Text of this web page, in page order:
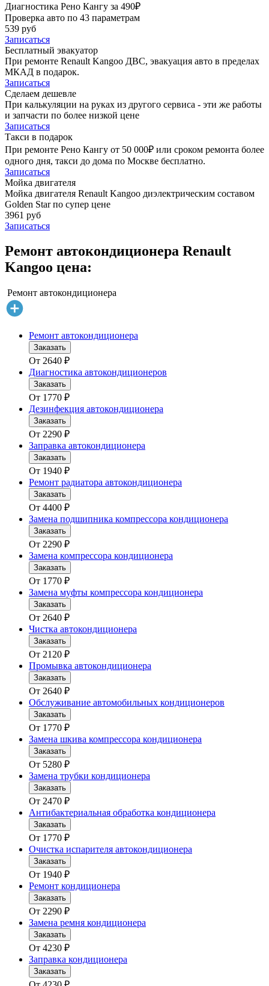
Диагностика Рено Кангу за 490₽
Проверка авто по 43 параметрам
539 руб
Записаться
Бесплатный эвакуатор
При ремонте Renault Kangoo ДВС, эвакуация авто в пределах
МКАД в подарок.
Записаться
Сделаем дешевле
При калькуляции на руках из другого сервиса - эти же работы
и запчасти по более низкой цене
Записаться
Такси в подарок
При ремонте Рено Кангу от 50 000₽ или сроком ремонта более
одного дня, такси до дома по Москве бесплатно.
Записаться
Мойка двигателя
Мойка двигателя Renault Kangoo диэлектрическим составом
Golden Star по супер цене
3961 руб
Записаться
Ремонт автокондиционера Renault
Kangoo цена:
Ремонт автокондиционера
Ремонт автокондиционера
Заказать
От 2640 ₽
Диагностика автокондиционеров
Заказать
От 1770 ₽
Дезинфекция автокондиционера
Заказать
От 2290 ₽
Заправка автокондиционера
Заказать
От 1940 ₽
Ремонт радиатора автокондиционера
Заказать
От 4400 ₽
Замена подшипника компрессора кондиционера
Заказать
От 2290 ₽
Замена компрессора кондиционера
Заказать
От 1770 ₽
Замена муфты компрессора кондиционера
Заказать
От 2640 ₽
Чистка автокондиционера
Заказать
От 2120 ₽
Промывка автокондиционера
Заказать
От 2640 ₽
Обслуживание автомобильных кондиционеров
Заказать
От 1770 ₽
Замена шкива компрессора кондиционера
Заказать
От 5280 ₽
Замена трубки кондиционера
Заказать
От 2470 ₽
Антибактериальная обработка кондиционера
Заказать
От 1770 ₽
Очистка испарителя автокондиционера
Заказать
От 1940 ₽
Ремонт кондиционера
Заказать
От 2290 ₽
Замена ремня кондиционера
Заказать
От 4230 ₽
Заправка кондиционера
Заказать